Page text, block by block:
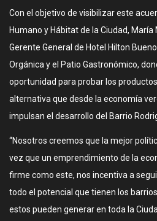
Con el objetivo de visibilizar este
Humano y Hábitat de la Ciudad,
Gerente General de Hotel Hilton
Orgánica y el Patio Gastronómico,
oportunidad para probar los
alternativa que desde la economía
impulsan el desarrollo del Barrio
“Nosotros creemos que la mejor
vez que un emprendimiento de la
firme como este, nos incentiva a
todo el potencial que tienen los
estos pueden generar en toda la